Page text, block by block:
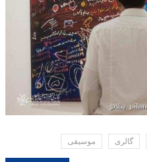
گالری موسیقی